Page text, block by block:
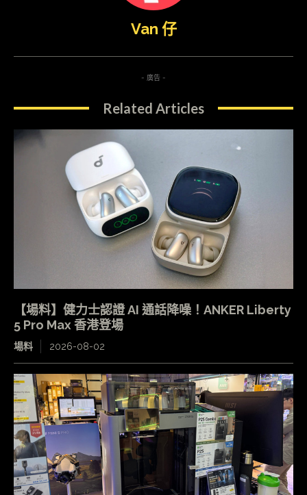
Van 仔
- 廣告 -
Related Articles
【場料】健力士認證 AI 通話降噪！ANKER Liberty
5 Pro Max 香港登場
場料 2026-08-02